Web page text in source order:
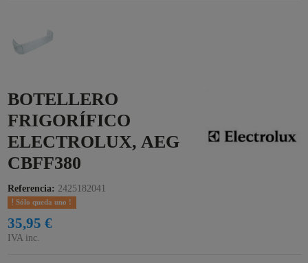
BOTELLERO
FRIGORÍFICO
ELECTROLUX, AEG
CBFF380
Referencia: 2425182041
Sólo queda uno !
35,95 €
IVA inc.